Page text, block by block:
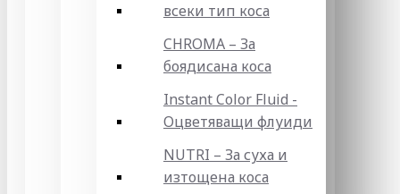
всеки тип коса
CHROMA – За
боядисана коса
Instant Color Fluid -
Оцветяващи флуиди
NUTRI – За суха и
изтощена коса